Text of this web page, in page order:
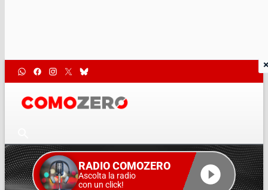
RADIO COMOZERO
Ascolta la radio
con un click!